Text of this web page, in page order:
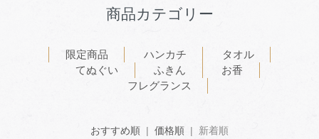
商品カテゴリー
限定商品 ハンカチ
タオル
てぬぐい
ふきん
お香
フレグランス
おすすめ順 | 価格順 | 新着順